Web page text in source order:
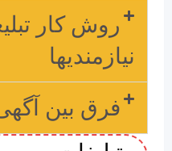
روش کار
نیازمندیها
فرق بین